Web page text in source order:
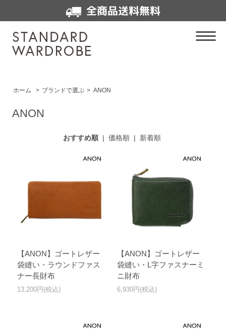
全商品送料無料
ホーム > ブランドで選ぶ > ANON
ANON
おすすめ順| 価格順| 新着順
【ANON】ゴートレザー
袋縫い・ラウンドファス
ナー長財布
13,200円(税込)
【ANON】ゴートレザー
袋縫い・L字ファスナーミ
ニ財布
6,930円(税込)